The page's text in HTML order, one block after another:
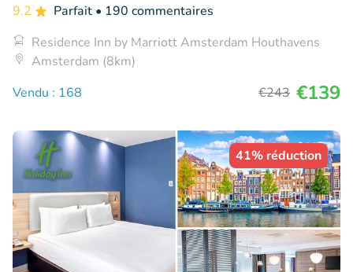
9.2 Parfait • 190 commentaires
Residence Inn by Marriott Amsterdam Houthavens
Amsterdam (8km)
Vendu : 168
€243 €139
41% réduction